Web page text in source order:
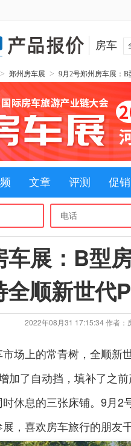
房车
> 郑州房车展 > 9月2号郑州房车展：
文章 评测 促销
车展：B型
全顺新世代
2022年08月31 17:15:34 作者：
场上的常青树，全顺新
加了自动挡，填补了之
休息的三张床铺。9月
，喜欢房车旅行的朋友